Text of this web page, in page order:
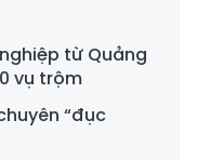
từ Quảng
vụ trộm
“đục